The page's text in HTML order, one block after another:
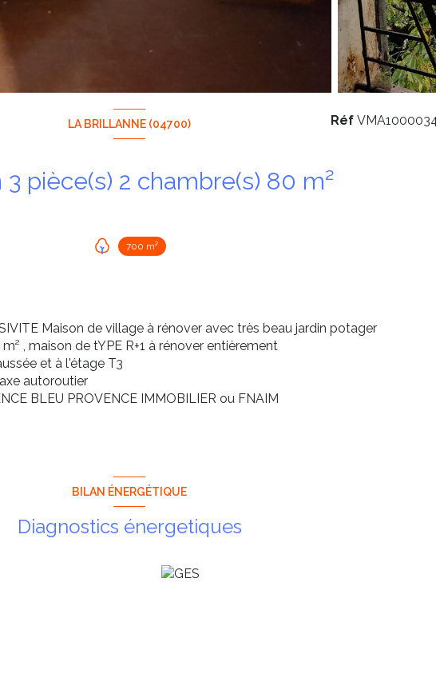
LA BRILLANNE (04700)
Maison 3 pièce(s) 2 chambre(s) 80 m²
700 m²
Réf
Maison de village à rénover avec très beau jardin potager
, maison de tYPE R+1 à rénover entièrement
et à l'étage T3
autoroutier
BLEU PROVENCE IMMOBILIER ou FNAIM
BILAN ÉNERGÉTIQUE
Diagnostics énergetiques